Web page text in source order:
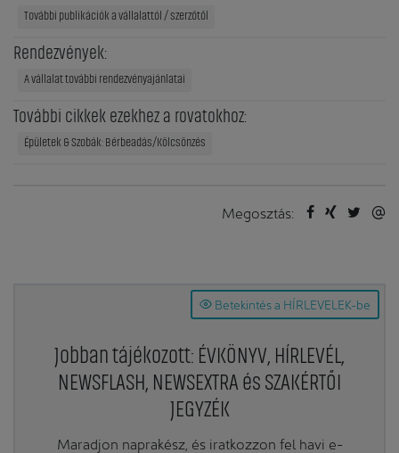
További publikációk a vállalattól / szerzőtől
Rendezvények:
A vállalat további rendezvényajánlatai
További cikkek ezekhez a rovatokhoz:
Épületek & Szobák: Bérbeadás/Kölcsönzés
Megosztás:
Betekintés a HÍRLEVELEK-be
Jobban tájékozott: ÉVKÖNYV, HÍRLEVÉL,
NEWSFLASH, NEWSEXTRA és SZAKÉRTŐI
JEGYZÉK
Maradjon naprakész, és iratkozzon fel havi e-